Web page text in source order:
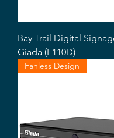
Bay Trail Digital
Giada (F110D)
Fanless Design